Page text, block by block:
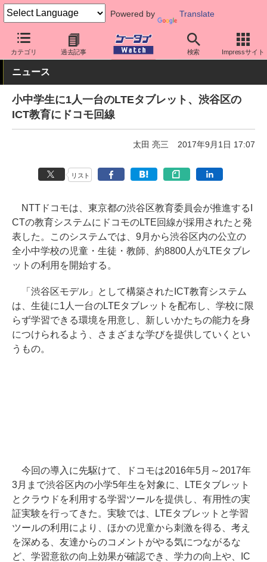
Powered by Translate
カテゴリ 過去記事 検索 Impressサイト
ケータイ Watch アプリ・サービス 教育
ニュース
小中学生に1人一台のLTEタブレット、渋谷区の
ICT教育にドコモ回線
太田 亮三 2017年9月1日 17:07
リスト
NTTドコモは、東京都の渋谷区教育委員会が推進するI
CTの教育システムにドコモのLTE回線が採用されたと発
表した。このシステムでは、9月から渋谷区内の公立の
全小中学校の児童・生徒・教師、約8800人がLTEタブレ
ットの利用を開始する。
「渋谷区モデル」として構築されたICT教育システム
は、生徒に1人一台のLTEタブレットを配布し、学校に限
らず学習できる環境を用意し、新しいかたちの能力を身
につけられるよう、さまざまな学びを提供していくとい
うもの。
今回の導入に先駆けて、ドコモは2016年5月～2017年
3月まで渋谷区内の小学5年生を対象に、LTEタブレット
とクラウドを利用する学習ツールを提供し、有用性の実
証実験を行ってきた。実験では、LTEタブレットと学習
ツールの利用により、ほかの児童から刺激を得る、考え
を深める、友達からのコメントがやる気につながるな
ど、学習意欲の向上効果が確認でき、学力の向上や、IC